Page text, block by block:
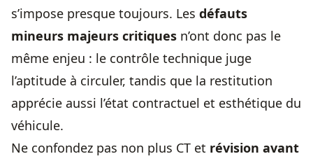
s’impose presque toujours. Les défauts
mineurs majeurs critiques n’ont donc pas le
même enjeu : le contrôle technique juge
l’aptitude à circuler, tandis que la restitution
apprécie aussi l’état contractuel et esthétique du
véhicule.
Ne confondez pas non plus CT et révision avant